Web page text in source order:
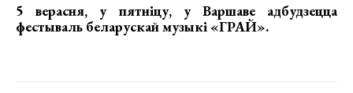
5 верасня, у пятніцу, у Варшаве адбудзецца
фестываль беларускай музыкі «ГРАЙ».